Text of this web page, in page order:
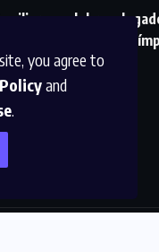
you agree to
and
.
celebram
primeira medalha